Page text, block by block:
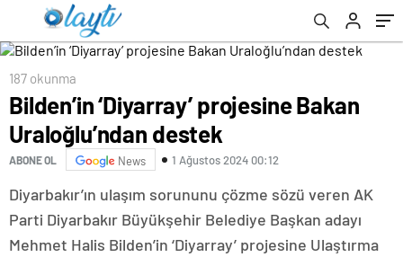
187 okunma
Bilden’in ‘Diyarray’ projesine Bakan
Uraloğlu’ndan destek
ABONE OL News 1 Ağustos 2024 00:12
Diyarbakır’ın ulaşım sorununu çözme sözü veren AK
Parti Diyarbakır Büyükşehir Belediye Başkan adayı
Mehmet Halis Bilden’in ‘Diyarray’ projesine Ulaştırma